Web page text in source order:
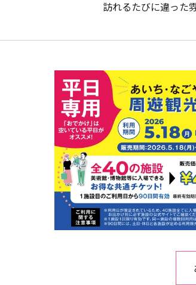
訪れるたびに違った